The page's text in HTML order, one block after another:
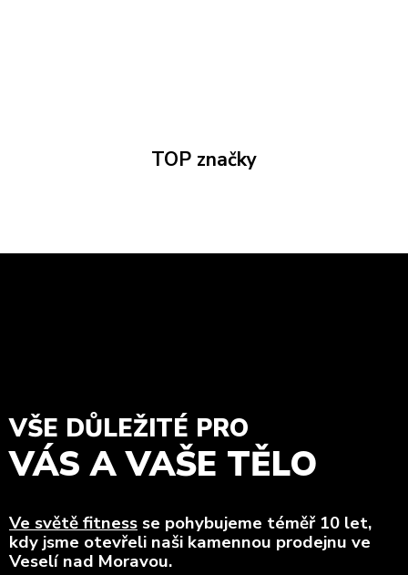
TOP značky
VŠE DŮLEŽITÉ PRO
VÁS A VAŠE TĚLO
Ve světě fitness se pohybujeme téměř 10 let,
kdy jsme otevřeli naši kamennou prodejnu ve
Veselí nad Moravou.